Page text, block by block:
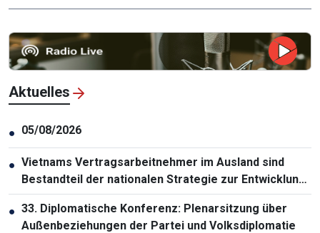
Aktuelles
● 05/08/2026
● Vietnams Vertragsarbeitnehmer im Ausland sind
Bestandteil der nationalen Strategie zur Entwicklung
der Humanressourcen
● 33. Diplomatische Konferenz: Plenarsitzung über
Außenbeziehungen der Partei und Volksdiplomatie